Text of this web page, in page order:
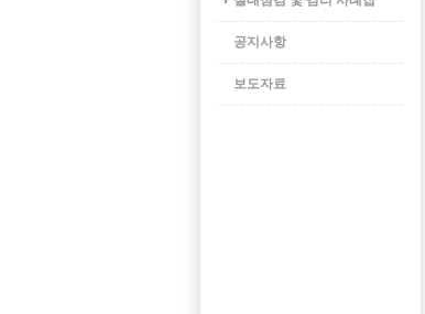
공지사항
보도자료